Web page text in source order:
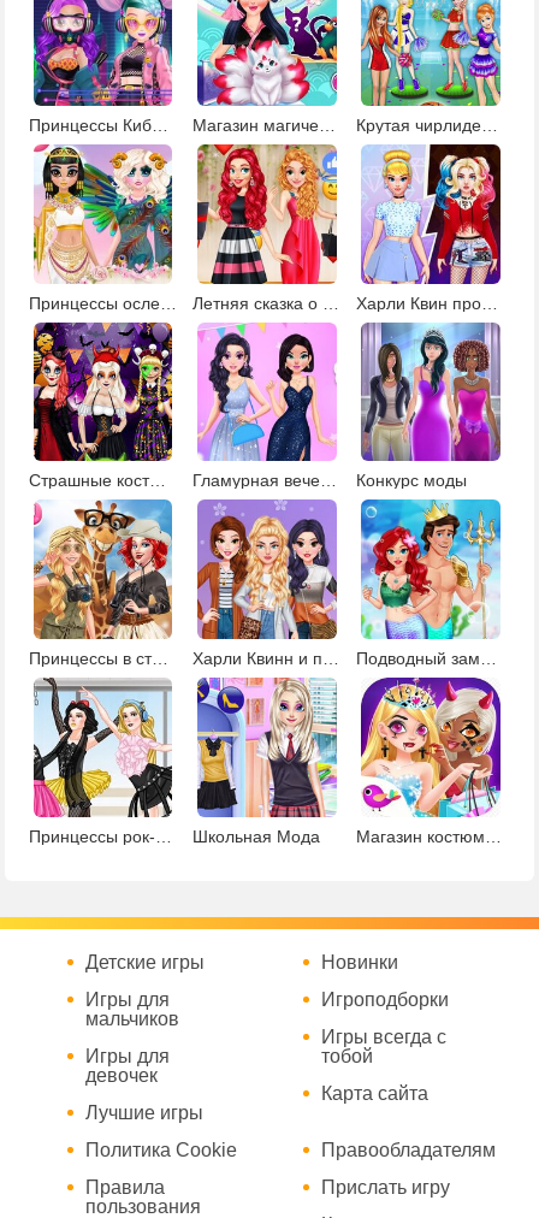
Принцессы КиберПанк 220 Магазин магических существ Крутая чирлидерша
Принцессы ослепительные богини Харли Квин против Золушки: модная битва
Страшные костюмы Рапунцель и Ариэль Гламурная вечеринка Конкурс моды
Принцессы в стиле сафари Харли Квинн и принцессы в салоне красоты Подводный замок русалочки
Принцессы рок-балерины Школьная Мода Магазин костюмов для Хэллоуина
Детские игры
Игры для
мальчиков
Игры для
девочек
Лучшие игры
Новинки
Игроподборки
Игры всегда с
тобой
Карта сайта
Политика Cookie
Правила
пользования
Правообладателям
Прислать игру